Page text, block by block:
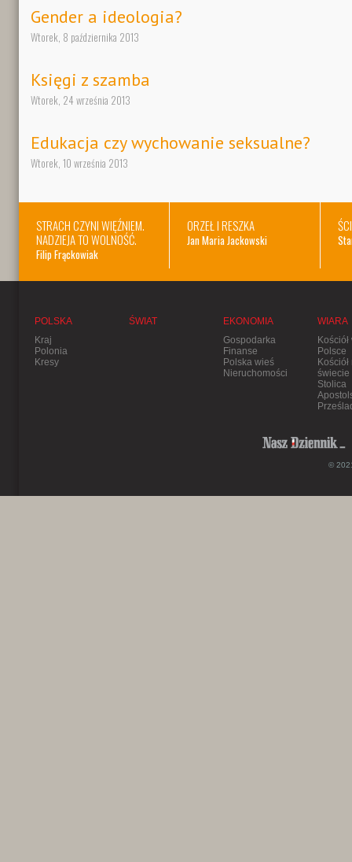
Gender a ideologia?
Wtorek, 8 października 2013
Księgi z szamba
Wtorek, 24 września 2013
Edukacja czy wychowanie seksualne?
Wtorek, 10 września 2013
STRACH CZYNI WIĘŹNIEM.
NADZIEJA TO WOLNOŚĆ.
Filip Frąckowiak
ORZEŁ I RESZKA
Jan Maria Jackowski
POLSKA
Kraj
Polonia
Kresy
ŚWIAT
EKONOMIA
Gospodarka
Finanse
Polska wieś
Nieruchomości
WIARA
Kościół
Polsce
Kościół
świecie
Stolica
©